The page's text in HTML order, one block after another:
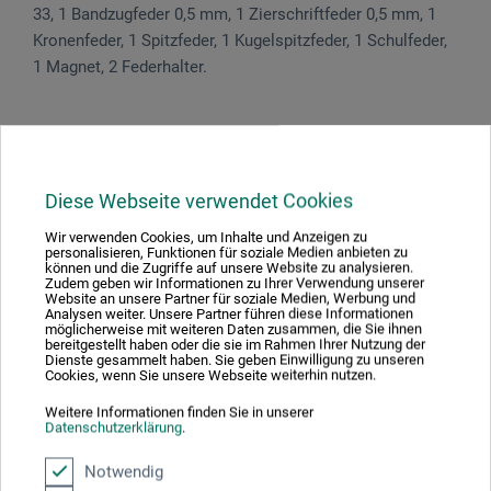
Diese Webseite verwendet Cookies
Wir verwenden Cookies, um Inhalte und Anzeigen zu
personalisieren, Funktionen für soziale Medien anbieten zu
können und die Zugriffe auf unsere Website zu analysieren.
Zudem geben wir Informationen zu Ihrer Verwendung unserer
Website an unsere Partner für soziale Medien, Werbung und
Analysen weiter. Unsere Partner führen diese Informationen
möglicherweise mit weiteren Daten zusammen, die Sie ihnen
bereitgestellt haben oder die sie im Rahmen Ihrer Nutzung der
Dienste gesammelt haben. Sie geben Einwilligung zu unseren
Cookies, wenn Sie unsere Webseite weiterhin nutzen.
Weitere Informationen finden Sie in unserer
Datenschutzerklärung.
Notwendig
33, 1 Band­zugfeder 0,5 mm, 1 Zier­schriftfeder 0,5 mm, 1
Kronenfeder, 1 Spitz­feder, 1 Kugel­spitzfeder, 1 Schulfeder,
1 Magnet, 2 Feder­halter.
Produktbewertungen (0)
Schreiben Sie die erste Bewertung zu diesem Produkt
JETZT PRODUKT BEWERTEN